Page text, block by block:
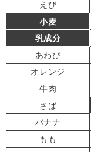
えび
小麦
乳成分
あわび
オレンジ
牛肉
さば
バナナ
もも